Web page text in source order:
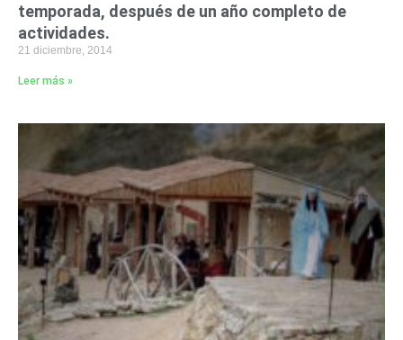
temporada, después de un año completo de
actividades.
21 diciembre, 2014
Leer más »